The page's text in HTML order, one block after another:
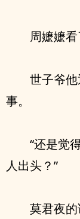
周嬷嬷
世子爷
事。
“还是觉
人出头？”
莫君夜的